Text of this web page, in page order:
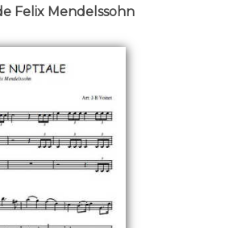
Felix Mendelssohn